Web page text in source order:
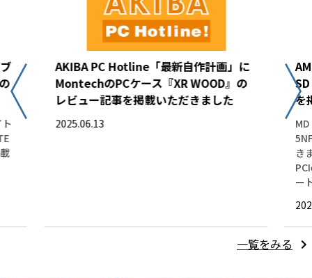
AKIBA PC Hotline「最新自作計画」に
MontechのPCケース『XR WOOD』の
レビュー記事を掲載いただきました
2025.06.13
を
き
ー
一覧をみる